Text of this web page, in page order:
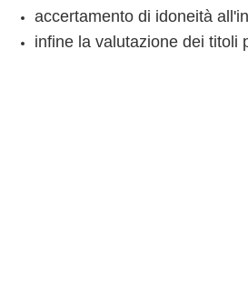
accertamento di idoneità
infine la valutazione dei titoli